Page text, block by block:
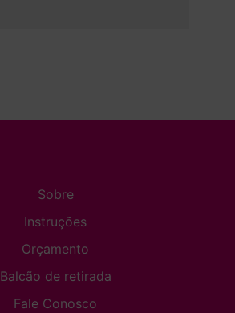
Sobre
Instruções
Orçamento
Balcão de retirada
Fale Conosco